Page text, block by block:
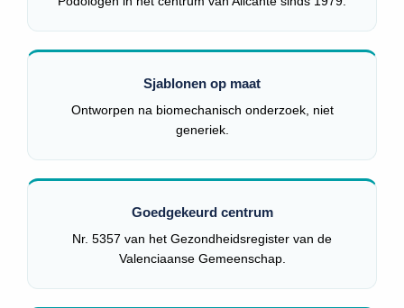
Sjablonen op maat
Ontworpen na biomechanisch onderzoek, niet
generiek.
Goedgekeurd centrum
Nr. 5357 van het Gezondheidsregister van de
Valenciaanse Gemeenschap.